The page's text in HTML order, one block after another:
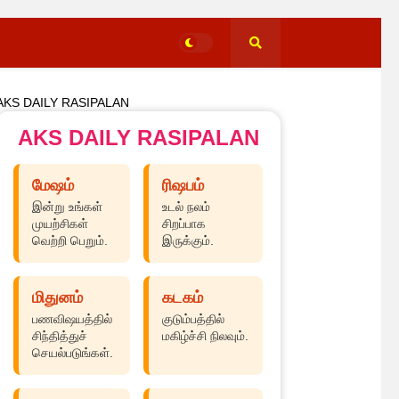
DAILY RASIPALAN
AKS DAILY RASIPALAN
மேஷம்
இன்று உங்கள்
முயற்சிகள்
வெற்றி பெறும்.
ரிஷபம்
உடல் நலம்
சிறப்பாக
இருக்கும்.
மிதுனம்
பணவிஷயத்தில்
சிந்தித்துச்
செயல்படுங்கள்.
கடகம்
குடும்பத்தில்
மகிழ்ச்சி நிலவும்.